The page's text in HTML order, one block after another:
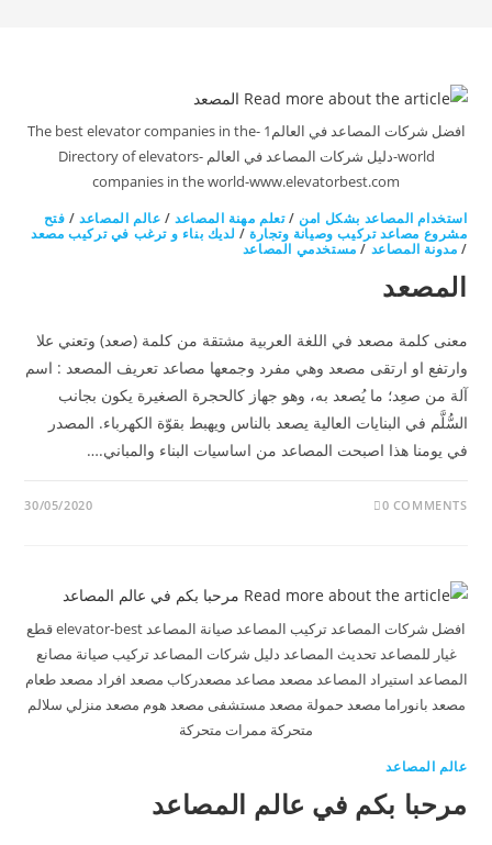
افضل شركات المصاعد في العالم1 -The best elevator companies in the
world-دليل شركات المصاعد في العالم -Directory of elevators
companies in the world-www.elevatorbest.com
استخدام المصاعد بشكل امن/تعلم مهنة المصاعد/ عالم المصاعد/ فتح
مشروع مصاعد تركيب وصيانة وتجارة / لديك بناء و ترغب في تركيب مصعد
/ مدونة المصاعد / مستخدمي المصاعد
المصعد
معنى كلمة مصعد في اللغة العربية مشتقة من كلمة (صعد) وتعني علا
وارتفع او ارتقى مصعد وهي مفرد وجمعها مصاعد تعريف المصعد : اسم
آلة من صعِد؛ ما يُصعد به، وهو جهاز كالحجرة الصغيرة يكون بجانب
السُّلَّم في البنايات العالية يصعد بالناس ويهبط بقوّة الكهرباء. المصدر
في يومنا هذا اصبحت المصاعد من اساسيات البناء والمباني.…
0 COMMENTS
30/05/2020
افضل شركات المصاعد تركيب المصاعد صيانة المصاعد elevator-best قطع
غيار للمصاعد تحديث المصاعد دليل شركات المصاعد تركيب صيانة مصانع
المصاعد استيراد المصاعد مصعد مصاعد مصعدركاب مصعد افراد مصعد طعام
مصعد بانوراما مصعد حمولة مصعد مستشفى مصعد هوم مصعد منزلي سلالم
متحركة ممرات متحركة
عالم المصاعد
مرحبا بكم في عالم المصاعد